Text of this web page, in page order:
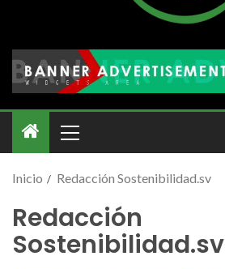
Inicio Redacción Sostenibilidad.sv
Redacción
Sostenibilidad.sv